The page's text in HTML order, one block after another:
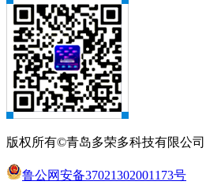
版权所有©青岛多荣多科技有限公司
鲁公网安备37021302001173号